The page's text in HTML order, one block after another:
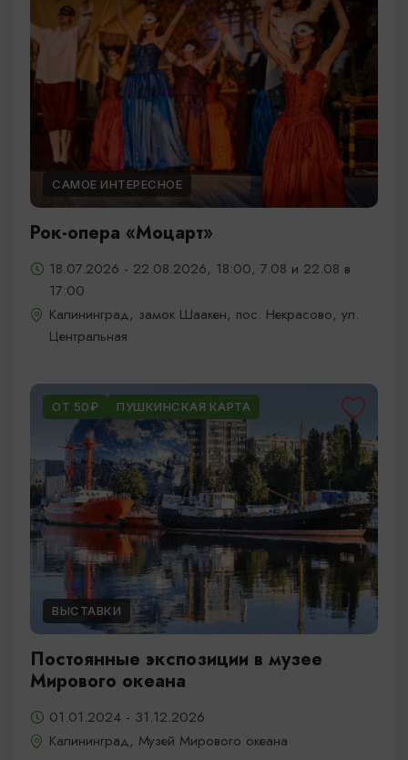
САМОЕ ИНТЕРЕСНОЕ
Рок-опера «Моцарт»
18.07.2026 - 22.08.2026, 18:00, 7.08 и 22.08 в
17:00
Калининград, замок Шаакен, пос. Некрасово, ул.
Центральная
ОТ 50₽ ПУШКИНСКАЯ КАРТА
ВЫСТАВКИ
Постоянные экспозиции в музее
Мирового океана
01.01.2024 - 31.12.2026
Калининград, Музей Мирового океана